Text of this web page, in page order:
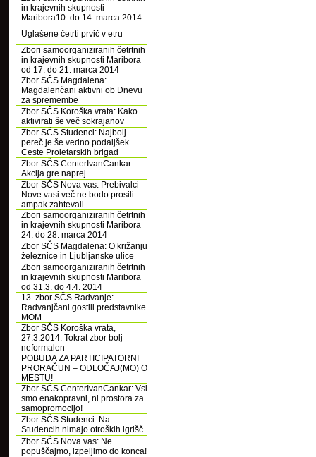
in krajevnih skupnosti
Maribora10. do 14. marca 2014
Uglašene četrti prvič v etru
Zbori samoorganiziranih četrtnih
in krajevnih skupnosti Maribora
od 17. do 21. marca 2014
Zbor SČS Magdalena:
Magdalenčani aktivni ob Dnevu
za spremembe
Zbor SČS Koroška vrata: Kako
aktivirati še več sokrajanov
Zbor SČS Studenci: Najbolj
pereč je še vedno podaljšek
Ceste Proletarskih brigad
Zbor SČS CenterIvanCankar:
Akcija gre naprej
Zbor SČS Nova vas: Prebivalci
Nove vasi več ne bodo prosili
ampak zahtevali
Zbori samoorganiziranih četrtnih
in krajevnih skupnosti Maribora
24. do 28. marca 2014
Zbor SČS Magdalena: O križanju
železnice in Ljubljanske ulice
Zbori samoorganiziranih četrtnih
in krajevnih skupnosti Maribora
od 31.3. do 4.4. 2014
13. zbor SČS Radvanje:
Radvanjčani gostili predstavnike
MOM
Zbor SČS Koroška vrata,
27.3.2014: Tokrat zbor bolj
neformalen
POBUDA ZA PARTICIPATORNI
PRORAČUN – ODLOČAJ(MO) O
MESTU!
Zbor SČS CenterIvanCankar: Vsi
smo enakopravni, ni prostora za
samopromocijo!
Zbor SČS Studenci: Na
Studencih nimajo otroških igrišč
Zbor SČS Nova vas: Ne
popuščajmo, izpeljimo do konca!